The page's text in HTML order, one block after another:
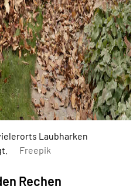
Laubharken
Freepik
Rechen